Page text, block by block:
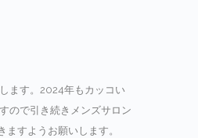
ます。2024年もカッコい
ので引き続きメンズサロン
ますようお願いします。